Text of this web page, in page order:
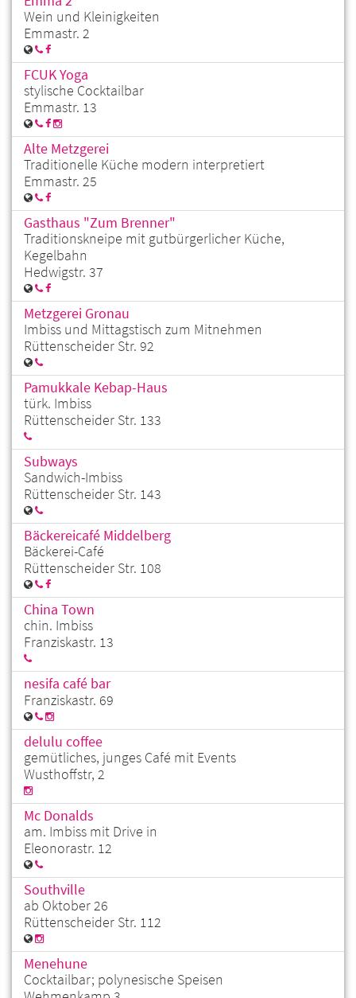
Wein und Kleinigkeiten
Emmastr. 2
FCUK Yoga
stylische Cocktailbar
Emmastr. 13
Alte Metzgerei
Traditionelle Küche modern interpretiert
Emmastr. 25
Gasthaus "Zum Brenner"
Traditionskneipe mit gutbürgerlicher Küche,
Kegelbahn
Hedwigstr. 37
Metzgerei Gronau
Imbiss und Mittagstisch zum Mitnehmen
Rüttenscheider Str. 92
Pamukkale Kebap-Haus
türk. Imbiss
Rüttenscheider Str. 133
Subways
Sandwich-Imbiss
Rüttenscheider Str. 143
Bäckereicafé Middelberg
Bäckerei-Café
Rüttenscheider Str. 108
China Town
chin. Imbiss
Franziskastr. 13
nesifa café bar
Franziskastr. 69
delulu coffee
gemütliches, junges Café mit Events
Wusthoffstr, 2
Mc Donalds
am. Imbiss mit Drive in
Eleonorastr. 12
Southville
ab Oktober 26
Rüttenscheider Str. 112
Menehune
Cocktailbar; polynesische Speisen